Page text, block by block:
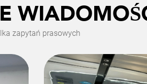
zapytań prasowych